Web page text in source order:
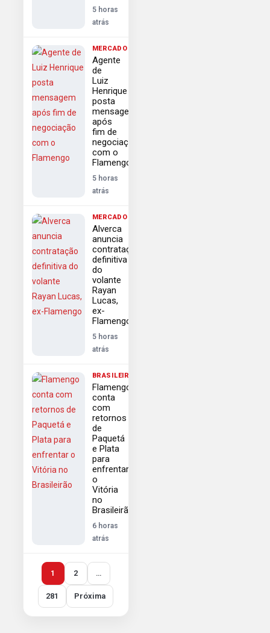
5 horas
atrás
MERCADO
Agente
de
Luiz
Henrique
posta
mensagem
após
fim de
negociação
com o
Flamengo
5 horas
atrás
MERCADO
Alverca
anuncia
contratação
definitiva
do
volante
Rayan
Lucas,
ex-
Flamengo
5 horas
atrás
BRASILEIRÃO
Flamengo
conta
com
retornos
de
Paquetá
e Plata
para
enfrentar
o
Vitória
no
Brasileirão
6 horas
atrás
1 2 …
281 Próxima